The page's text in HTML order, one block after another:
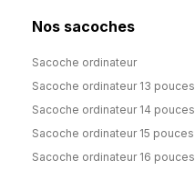
Nos sacoches
Sacoche ordinateur
Sacoche ordinateur 13 pouces
Sacoche ordinateur 14 pouces
Sacoche ordinateur 15 pouces
Sacoche ordinateur 16 pouces